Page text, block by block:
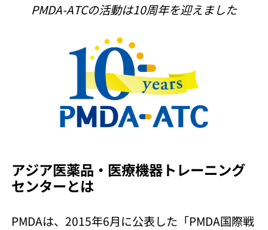
PMDA-ATCの活動は10周年を迎えました
アジア医薬品・医療機器トレーニング
センターとは
PMDAは、2015年6月に公表した「PMDA国際戦